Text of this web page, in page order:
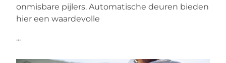
onmisbare pijlers. Automatische deuren bieden
hier een waardevolle
...